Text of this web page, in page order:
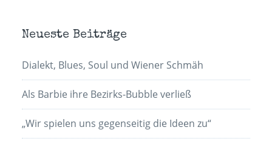
Neueste Beiträge
Dialekt, Blues, Soul und Wiener Schmäh
Als Barbie ihre Bezirks-Bubble verließ
„Wir spielen uns gegenseitig die Ideen zu“